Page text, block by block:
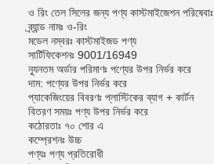
ও রিং তেল সিলের জন্য পণ্য কাস্টমাইজেশন পরিষেবাঃ
ব্র্যান্ড নামঃ ও-রিং
মডেল নম্বরঃ কাস্টমাইজড পণ্য
সার্টিফিকেশনঃ 9001/16949
ন্যূনতম অর্ডার পরিমাণঃ পণ্যের উপর নির্ভর করে
দাম: পণ্যের উপর নির্ভর করে
প্যাকেজিংয়ের বিবরণঃ প্লাস্টিকের ব্যাগ + কার্টন
বিতরণ সময়ঃ পণ্য উপর নির্ভর করে
কঠোরতাঃ ৭০ শোর এ
কম্প্রেশনঃ উচ্চ
পণ্যঃ পণ্য প্রতিরোধী